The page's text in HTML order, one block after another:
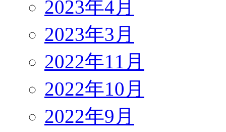
2023年4月
2023年3月
2022年11月
2022年10月
2022年9月